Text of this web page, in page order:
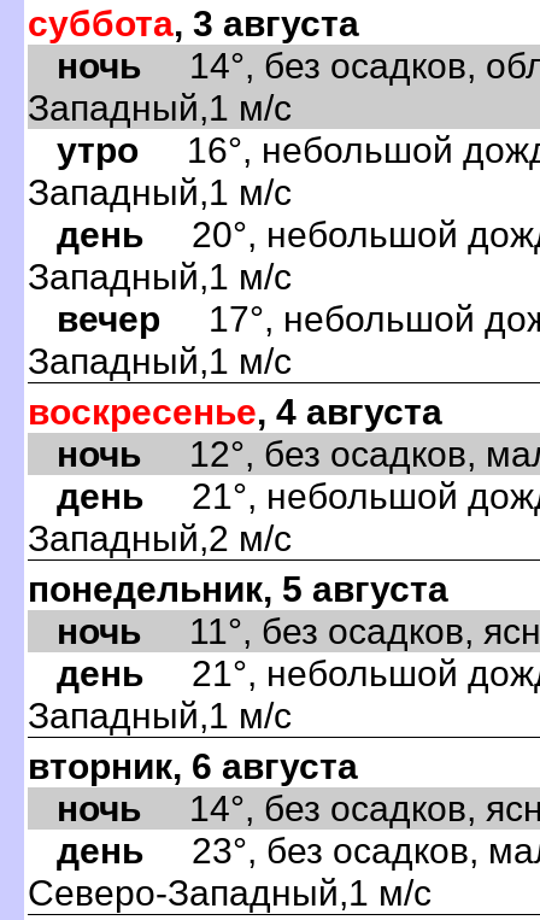
суббота, 3 августа
ночь 14°, без осадков,
Западный,1 м/с
утро 16°, небольшой
Западный,1 м/с
день 20°, небольшой
Западный,1 м/с
вечер 17°, небольшой
Западный,1 м/с
воскресенье, 4 августа
ночь 12°, без осадков,
день 21°, небольшой
Западный,2 м/с
понедельник, 5 августа
ночь 11°, без осадков,
день 21°, небольшой
Западный,1 м/с
вторник, 6 августа
ночь 14°, без осадков,
день 23°, без осадков,
Северо-Западный,1 м/с